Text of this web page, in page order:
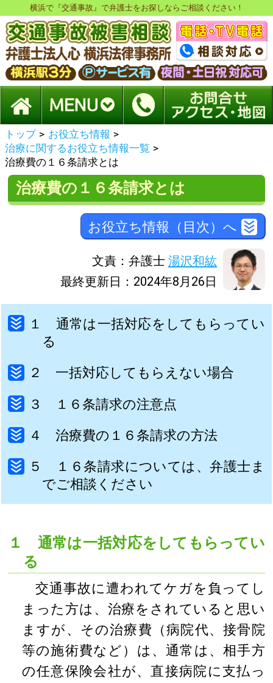
横浜で『交通事故』で弁護士をお探しならご相談ください！
トップ > お役立ち情報 >
治療に関するお役立ち情報一覧 >
治療費の１６条請求とは
治療費の１６条請求とは
お役立ち情報（目次）へ
文責：弁護士 湯沢和紘
最終更新日：2024年8月26日
１ 通常は一括対応をしてもらってい
る
２ 一括対応してもらえない場合
３ １６条請求の注意点
４ 治療費の１６条請求の方法
５ １６条請求については、弁護士ま
でご相談ください
１ 通常は一括対応をしてもらってい
る
交通事故に遭われてケガを負ってし
まった方は、治療をされていると思い
ますが、その治療費（病院代、接骨院
等の施術費など）は、通常は、相手方
の任意保険会社が、直接病院に支払っ